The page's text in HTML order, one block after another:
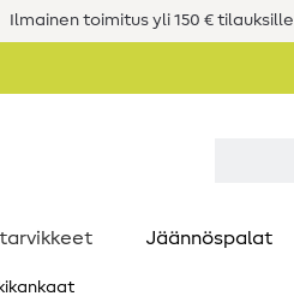
Ilmainen toimitus yli 150 € tilauksille
Jäännöspalat